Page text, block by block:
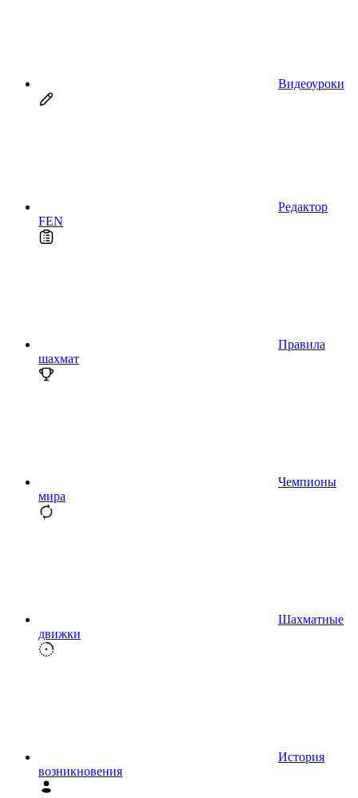
Видеоуроки
Редактор
FEN
Правила
шахмат
Чемпионы
мира
Шахматные
движки
История
возникновения